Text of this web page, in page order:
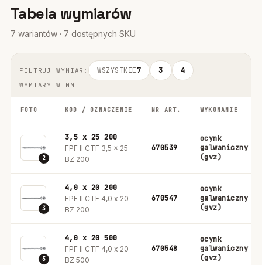
Tabela wymiarów
7 wariantów · 7 dostępnych SKU
FILTRUJ WYMIAR: WSZYSTKIE7 3 4
WYMIARY W MM
FOTO KOD / OZNACZENIE NR ART. WYKONANIE
2
3,5 x 25 200
FPF II CTF 3,5 x 25
BZ 200
670539
ocynk
galwaniczny
(gvz)
3
4,0 x 20 200
FPF II CTF 4,0 x 20
BZ 200
670547
ocynk
galwaniczny
(gvz)
3
4,0 x 20 500
FPF II CTF 4,0 x 20
BZ 500
670548
ocynk
galwaniczny
(gvz)